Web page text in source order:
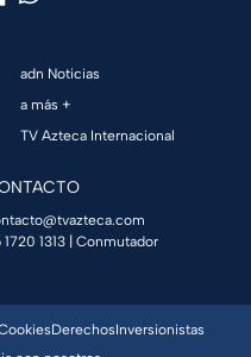
adn Noticias
a más +
TV Azteca Internacional
1720 1313 | Conmutador
DerechosInversionistas